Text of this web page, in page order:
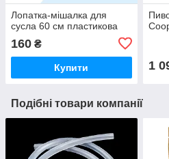
Лопатка-мішалка для
сусла 60 см пластикова
160 ₴
Купити 1
Подібні товари компанії